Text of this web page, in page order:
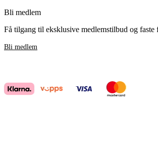
Bli medlem
Få tilgang til eksklusive medlemstilbud og faste
Bli medlem